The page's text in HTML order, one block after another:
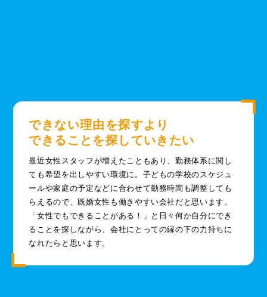
できない理由を探すより
できることを探していきたい
最近女性スタッフが増えたこともあり、勤務体系に関し
ても希望を出しやすい環境に。子どもの学校のスケジュ
ールや家庭の予定などに合わせて勤務時間も調整しても
らえるので、既婚女性も働きやすい会社だと思います。
「女性でもできることがある！」と日々何か自分にでき
ることを探しながら、会社にとっての縁の下の力持ちに
なれたらと思います。